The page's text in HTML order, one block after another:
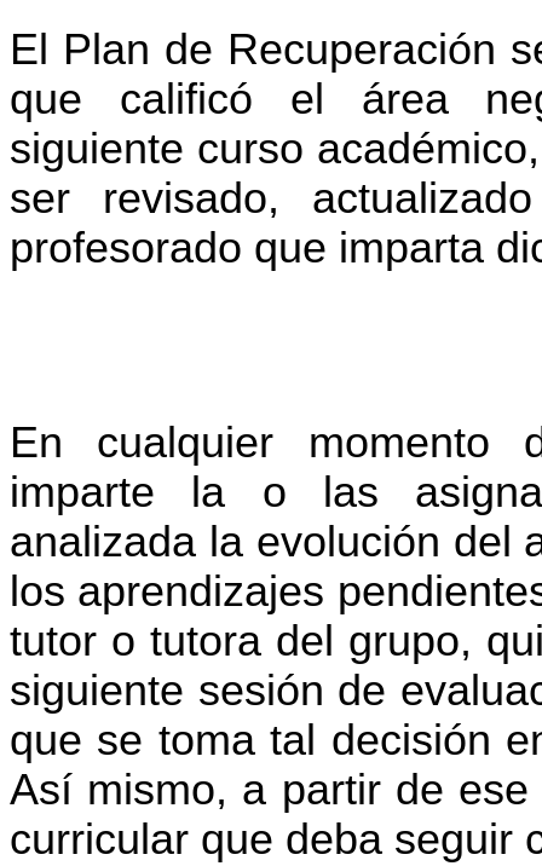
El Plan de Recuperación
que calificó el área
siguiente curso
ser revisado,
profesorado que imparta
En cualquier momento
imparte la o las
analizada la evolución del
los aprendizajes
tutor o tutora del grupo,
siguiente sesión de
que se toma tal decisión
Así mismo, a partir de
curricular que deba seguir